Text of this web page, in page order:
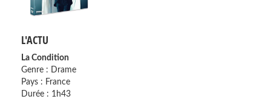
L'ACTU
La Condition
Genre : Drame
Pays : France
Durée : 1h43